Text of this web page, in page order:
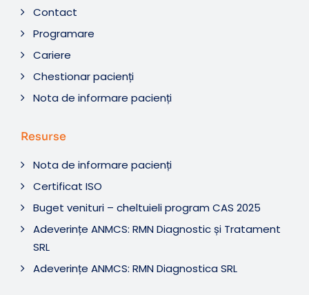
Contact
Programare
Cariere
Chestionar pacienți
Nota de informare pacienți
Resurse
Nota de informare pacienți
Certificat ISO
Buget venituri – cheltuieli program CAS 2025
Adeverințe ANMCS: RMN Diagnostic și Tratament
SRL
Adeverințe ANMCS: RMN Diagnostica SRL